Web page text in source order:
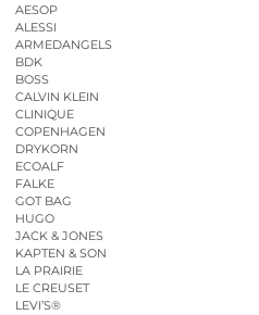
AESOP
ALESSI
ARMEDANGELS
BDK
BOSS
CALVIN KLEIN
CLINIQUE
COPENHAGEN
DRYKORN
ECOALF
FALKE
GOT BAG
HUGO
JACK & JONES
KAPTEN & SON
LA PRAIRIE
LE CREUSET
LEVI’S®